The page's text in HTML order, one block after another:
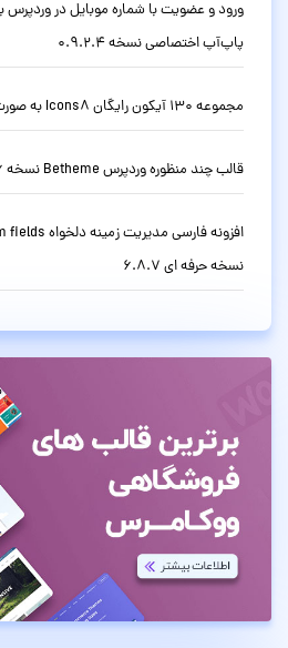
پاپ‌آپ اختصاصی نسخه 0.9.2.4
مجموعه 130 آیکون رایگان Icons8 به صورت SVG
قالب چند منظوره وردپرس Betheme نسخه 28.5.6
نسخه حرفه ای 6.8.7